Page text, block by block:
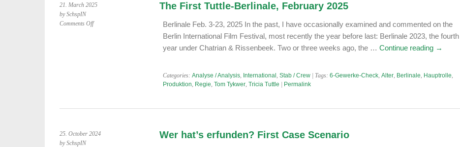
21. March 2025
by SchspIN
Comments Offon
The First Tuttle-Berlinale, February 2025
Berlinale Feb. 3-23, 2025 In the past, I have occasionally examined and commented on the
Berlin International Film Festival, most recently the year before last: Berlinale 2023, the fourth
year under Chatrian & Rissenbeek. Two or three weeks ago, the … Continue reading →
Categories: Analyse / Analysis, International , Stab / Crew| Tags: 6-Gewerke-Check, Alter, Berlinale, Hauptrolle,
Produktion, Regie, Tom Tykwer, Tricia Tuttle Permalink
25. October 2024
by SchspIN
Wer hat’s erfunden? First Case Scenario